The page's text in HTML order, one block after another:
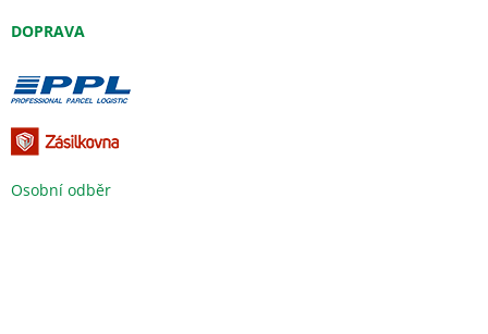
DOPRAVA
Osobní odběr